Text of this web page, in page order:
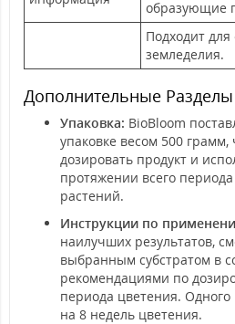
образующие
Подходит для
земледелия.
Дополнительные
Упаковка: BioBloom
упаковке весом 500 грамм,
дозировать продукт и
протяжении всего
растений.
Инструкции по
наилучших результатов,
выбранным субстратом в
рекомендациями по
периода цветения.
на 8 недель цветения.